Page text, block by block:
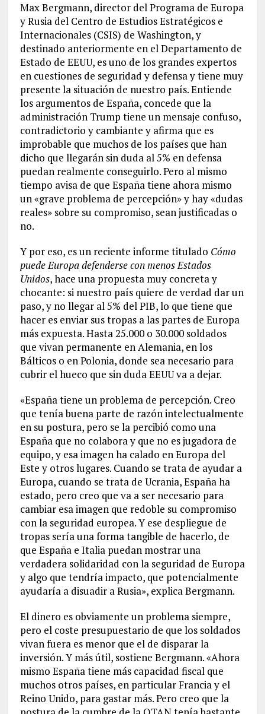
Max Bergmann, director del Programa de Europa
y Rusia del Centro de Estudios Estratégicos e
Internacionales (CSIS) de Washington, y
destinado anteriormente en el Departamento de
Estado de EEUU, es uno de los grandes expertos
en cuestiones de seguridad y defensa y tiene muy
presente la situación de nuestro país. Entiende
los argumentos de España, concede que la
administración Trump tiene un mensaje confuso,
contradictorio y cambiante y afirma que es
improbable que muchos de los países que han
dicho que llegarán sin duda al 5% en defensa
puedan realmente conseguirlo. Pero al mismo
tiempo avisa de que España tiene ahora mismo
un «grave problema de percepción» y hay «dudas
reales» sobre su compromiso, sean justificadas o
no.
Y por eso, es un reciente informe titulado Cómo
puede Europa defenderse con menos Estados
Unidos, hace una propuesta muy concreta y
chocante: si nuestro país quiere de verdad dar un
paso, y no llegar al 5% del PIB, lo que tiene que
hacer es enviar sus tropas a las partes de Europa
más expuesta. Hasta 25.000 o 30.000 soldados
que vivan permanente en Alemania, en los
Bálticos o en Polonia, donde sea necesario para
cubrir el hueco que sin duda EEUU va a dejar.
«España tiene un problema de percepción. Creo
que tenía buena parte de razón intelectualmente
en su postura, pero se la percibió como una
España que no colabora y que no es jugadora de
equipo, y esa imagen ha calado en Europa del
Este y otros lugares. Cuando se trata de ayudar a
Europa, cuando se trata de Ucrania, España ha
estado, pero creo que va a ser necesario para
cambiar esa imagen que redoble su compromiso
con la seguridad europea. Y ese despliegue de
tropas sería una forma tangible de hacerlo, de
que España e Italia puedan mostrar una
verdadera solidaridad con la seguridad de Europa
y algo que tendría impacto, que potencialmente
ayudaría a disuadir a Rusia», explica Bergmann.
El dinero es obviamente un problema siempre,
pero el coste presupuestario de que los soldados
vivan fuera es menor que el de disparar la
inversión. Y más útil, sostiene Bergmann. «Ahora
mismo España tiene más capacidad fiscal que
muchos otros países, en particular Francia y el
Reino Unido, para gastar más. Pero creo que la